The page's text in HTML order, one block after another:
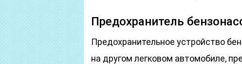
Предохранитель
Предохранительное устройство
на другом легковом автомобиле,